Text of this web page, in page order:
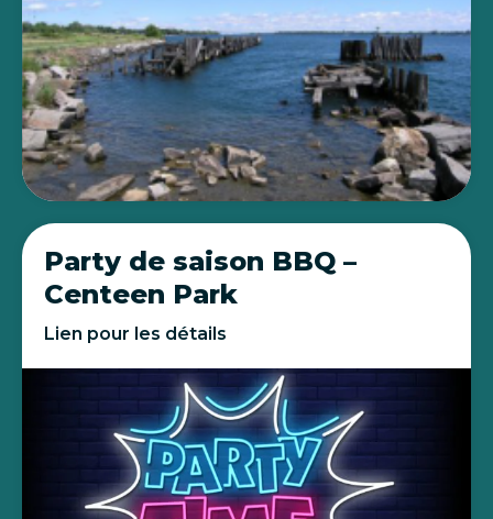
Party de saison BBQ –
Centeen Park
Lien pour les détails